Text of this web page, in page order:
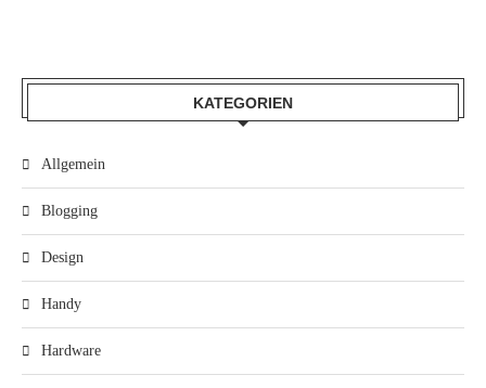
KATEGORIEN
Allgemein
Blogging
Design
Handy
Hardware